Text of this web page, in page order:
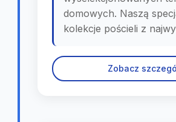
domowych. Naszą
kolekcje pościeli z
Zobacz